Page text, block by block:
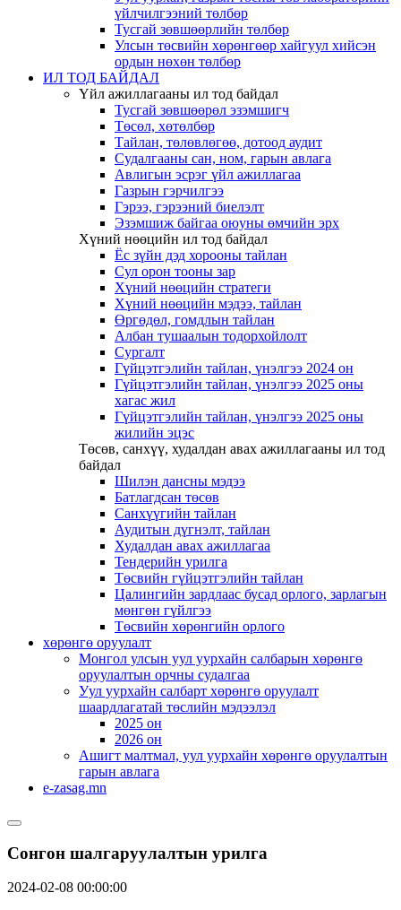
үйлчилгээний төлбөр
Тусгай зөвшөөрлийн төлбөр
Улсын төсвийн хөрөнгөөр хайгуул хийсэн
ордын нөхөн төлбөр
ИЛ ТОД БАЙДАЛ
Үйл ажиллагааны ил тод байдал
Тусгай зөвшөөрөл эзэмшигч
Төсөл, хөтөлбөр
Тайлан, төлөвлөгөө, дотоод аудит
Судалгааны сан, ном, гарын авлага
Авлигын эсрэг үйл ажиллагаа
Газрын гэрчилгээ
Гэрээ, гэрээний биелэлт
Эзэмшиж байгаа оюуны өмчийн эрх
Хүний нөөцийн ил тод байдал
Ёс зүйн дэд хорооны тайлан
Сул орон тооны зар
Хүний нөөцийн стратеги
Хүний нөөцийн мэдээ, тайлан
Өргөдөл, гомдлын тайлан
Албан тушаалын тодорхойлолт
Сургалт
Гүйцэтгэлийн тайлан, үнэлгээ 2024 он
Гүйцэтгэлийн тайлан, үнэлгээ 2025 оны
хагас жил
Гүйцэтгэлийн тайлан, үнэлгээ 2025 оны
жилийн эцэс
Төсөв, санхүү, худалдан авах ажиллагааны ил тод
байдал
Шилэн дансны мэдээ
Батлагдсан төсөв
Санхүүгийн тайлан
Аудитын дүгнэлт, тайлан
Худалдан авах ажиллагаа
Тендерийн урилга
Төсвийн гүйцэтгэлийн тайлан
Цалингийн зардлаас бусад орлого, зарлагын
мөнгөн гүйлгээ
Төсвийн хөрөнгийн орлого
хөрөнгө оруулалт
Монгол улсын уул уурхайн салбарын хөрөнгө
оруулалтын орчны судалгаа
Уул уурхайн салбарт хөрөнгө оруулалт
шаардлагатай төслийн мэдээлэл
2025 он
2026 он
Ашигт малтмал, уул уурхайн хөрөнгө оруулалтын
гарын авлага
e-zasag.mn
Сонгон шалгаруулалтын урилга
2024-02-08 00:00:00